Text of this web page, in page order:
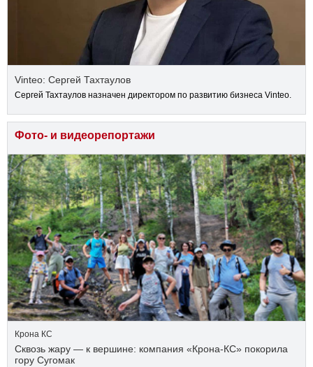
Vinteo: Сергей Тахтаулов
Сергей Тахтаулов назначен директором по развитию бизнеса Vinteo.
Фото- и видеорепортажи
Крона КС
Сквозь жару — к вершине: компания «Крона‑КС» покорила
гору Сугомак